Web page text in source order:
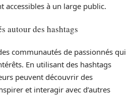
accessibles à un large public.
autour des hashtags
communautés de passionnés qui
En utilisant des hashtags
peuvent découvrir des
et interagir avec d’autres